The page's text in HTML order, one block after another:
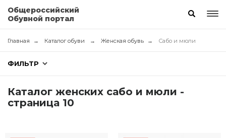
Общероссийский
Обувной портал
Главная Каталог обуви Женская обувь Сабо и мюли
ФИЛЬТР
Каталог женских сабо и мюли -
страница 10